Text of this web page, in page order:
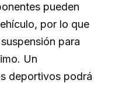
pueden
por lo que
para
Un
deportivos podrá